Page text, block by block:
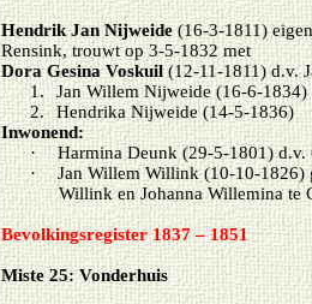
Hendrik Jan Nijweide(16-3-1811)
Rensink, trouwt op 3-5-1832 met
Dora Gesina Voskuil(12-11-1811) d.v.
1.
Jan Willem Nijweide (16-6-
2.
Hendrika Nijweide (14-5-1836)
Inwonend:
·
Harmina Deunk (29-5-1801)
·
Jan Willem Willink (10-10-1826)
Willink en Johanna Willemina te
Bevolkingsregister 1837 – 1851
Miste 25: Vonderhuis